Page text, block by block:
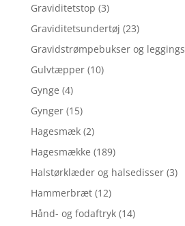
Graviditetstop (3)
Graviditetsundertøj (23)
Gravidstrømpebukser og leggings
Gulvtæpper (10)
Gynge (4)
Gynger (15)
Hagesmæk (2)
Hagesmække (189)
Halstørklæder og halsedisser (3)
Hammerbræt (12)
Hånd- og fodaftryk (14)